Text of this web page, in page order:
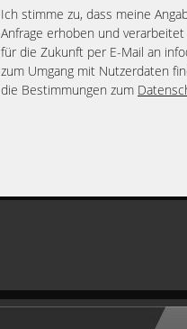
Ich stimme zu, dass meine
Anfrage erhoben und
für die Zukunft per E-Mail an
zum Umgang mit Nutzerdaten
die Bestimmungen zum